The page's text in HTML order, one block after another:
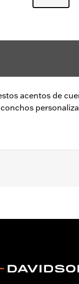
acentos de